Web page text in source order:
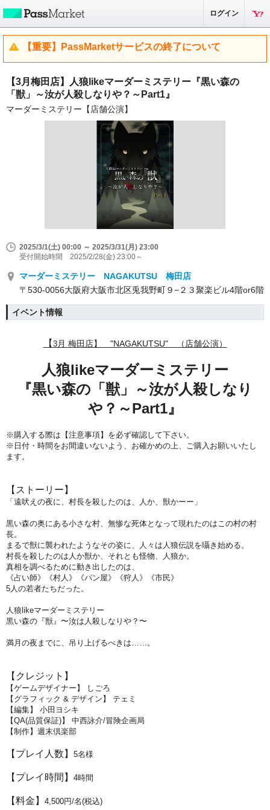
ログイン
【重要】PassMarketサービスの終了について
【3月梅田店】人狼likeマーダーミステリー『黒い森の
「獣」～汝が人殺しなりや？～Part1』
マーダーミステリー【店舗公演】
2025/3/1(土) 00:00 ～ 2025/3/31(月) 23:00
受付開始時間 2025/2/28(金) 23:00～
マーダーミステリー NAGAKUTSU 梅田店
〒530-0056大阪府大阪市北区兎我野町９−２３聚楽ビル4階or6階
イベント情報
【 3月 梅田店】 "NAGAKUTSU" （店舗公演）
人狼likeマーダーミステリー
『黒い森の「獣」～汝が人殺しなり
や？～Part1』
※購入する際は【注意事項】を必ず確認して下さい。
※日付・時間をお間違いないよう、 お確かめの上、ご購入お願いいたし
ます。
【ストーリー】
「遠吠えの夜に、村長を殺したのは、人か、獣かーー」
黒い森の奥にある小さな村、無惨な死体となって現れたのはこの村の村
長。
まるで獣に襲われたようなその姿に、人々は人狼伝説を囁き始める。
村長を殺したのは人か獣か、それとも怪物、人狼か。
真相を調べるために動き出したのは、
《占い師》《村人》《パン屋》《狩人》《市民》
5人の若者たちだった。
人狼likeマーダーミステリー
黒い森の『獣』〜汝は人殺しなりや？〜
満月の夜までに、吊り上げるべきは……。
【クレジット】
【ゲームデザイナー】 しごろ
【グラフィック & デザイン】 テェミ
【編集】 小田ヨシキ
【QA(品質保証)】 中西詠介/冒険企画局
【制作】週末倶楽部
【プレイ人数】 5名様
【プレイ時間】 4時間
【料金】 4,500円/名(税込)